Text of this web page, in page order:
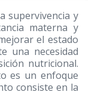
supervivencia y
materna y
el estado
una necesidad
nutricional.
es un enfoque
consiste en la